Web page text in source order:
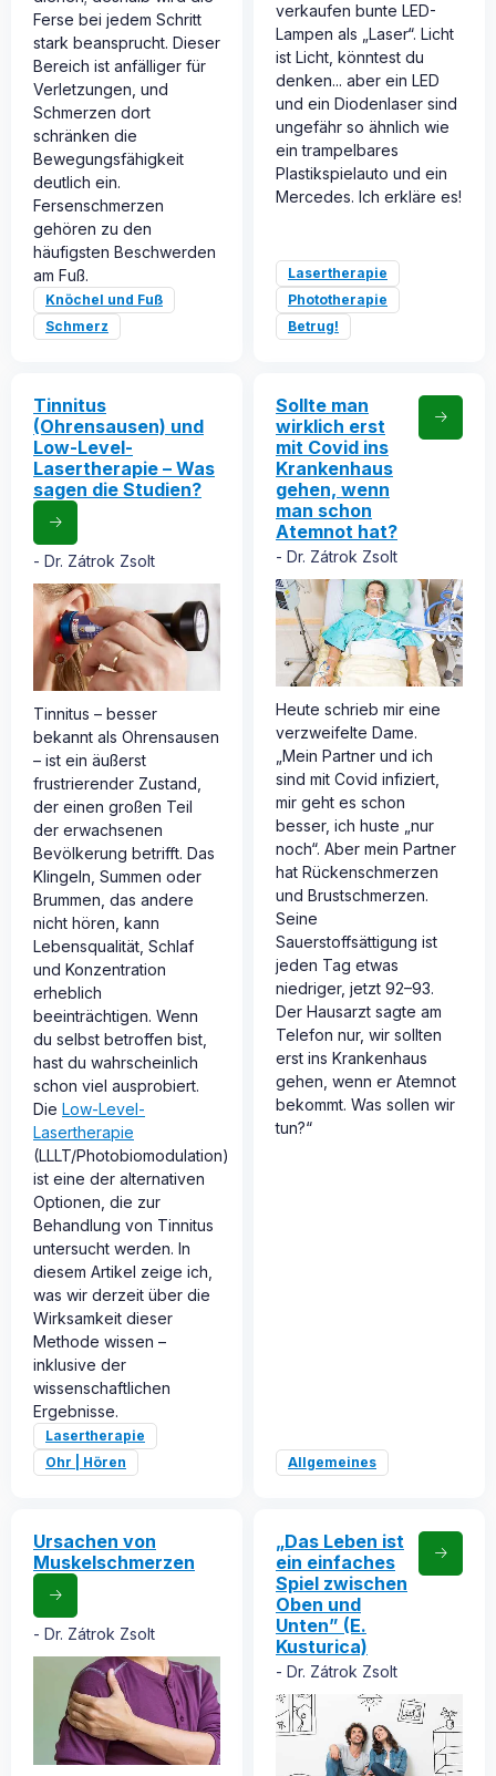
Ferse bei jedem Schritt
stark beansprucht. Dieser
Bereich ist anfälliger für
Verletzungen, und
Schmerzen dort
schränken die
Bewegungsfähigkeit
deutlich ein.
Fersenschmerzen
gehören zu den
häufigsten Beschwerden
am Fuß.
Knöchel und Fuß
Schmerz
verkaufen bunte LED-
Lampen als „Laser“. Licht
ist Licht, könntest du
denken... aber ein LED
und ein Diodenlaser sind
ungefähr so ähnlich wie
ein trampelbares
Plastikspielauto und ein
Mercedes. Ich erkläre es!
Lasertherapie
Phototherapie
Betrug!
Tinnitus
(Ohrensausen) und
Low-Level-
Lasertherapie – Was
sagen die Studien?
Dr. Zátrok Zsolt
Tinnitus – besser
bekannt als Ohrensausen
– ist ein äußerst
frustrierender Zustand,
der einen großen Teil
der erwachsenen
Bevölkerung betrifft. Das
Klingeln, Summen oder
Brummen, das andere
nicht hören, kann
Lebensqualität, Schlaf
und Konzentration
erheblich
beeinträchtigen. Wenn
du selbst betroffen bist,
hast du wahrscheinlich
schon viel ausprobiert.
Die Low-Level-
Lasertherapie
(LLLT/Photobiomodulation)
ist eine der alternativen
Optionen, die zur
Behandlung von Tinnitus
untersucht werden. In
diesem Artikel zeige ich,
was wir derzeit über die
Wirksamkeit dieser
Methode wissen –
inklusive der
wissenschaftlichen
Ergebnisse.
Lasertherapie
Ohr | Hören
Sollte man
wirklich erst
mit Covid ins
Krankenhaus
gehen, wenn
man schon
Atemnot hat?
Dr. Zátrok Zsolt
Heute schrieb mir eine
verzweifelte Dame.
„Mein Partner und ich
sind mit Covid infiziert,
mir geht es schon
besser, ich huste „nur
noch“. Aber mein Partner
hat Rückenschmerzen
und Brustschmerzen.
Seine
Sauerstoffsättigung ist
jeden Tag etwas
niedriger, jetzt 92–93.
Der Hausarzt sagte am
Telefon nur, wir sollten
erst ins Krankenhaus
gehen, wenn er Atemnot
bekommt. Was sollen wir
tun?“
Allgemeines
Ursachen von
Muskelschmerzen
Dr. Zátrok Zsolt
„Das Leben ist
ein einfaches
Spiel zwischen
Oben und
Unten” (E.
Kusturica)
Dr. Zátrok Zsolt